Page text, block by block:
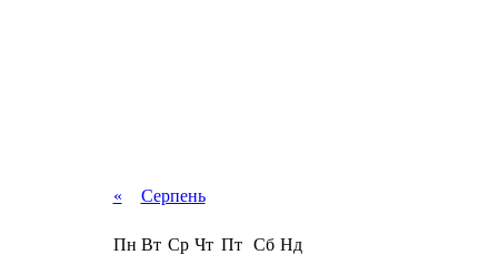
« Серпень
Пн Вт Ср Чт Пт Сб Нд